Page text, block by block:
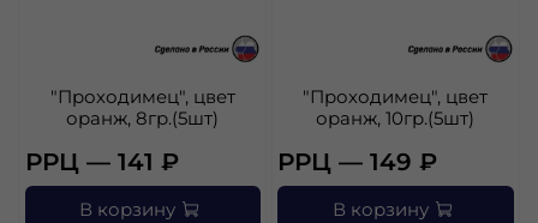
"Проходимец", цвет
оранж, 8гр.(5шт)
РРЦ — 141 ₽
В корзину
"Проходимец", цвет
оранж, 10гр.(5шт)
РРЦ — 149 ₽
В корзину